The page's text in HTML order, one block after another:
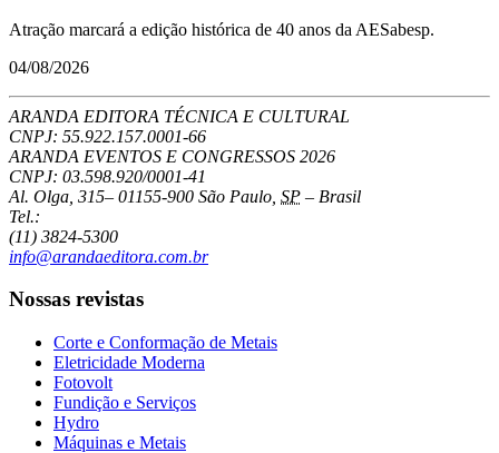
Atração marcará a edição histórica de 40 anos da AESabesp.
04/08/2026
ARANDA EDITORA TÉCNICA E CULTURAL
CNPJ: 55.922.157.0001-66
ARANDA EVENTOS E CONGRESSOS 2026
CNPJ: 03.598.920/0001-41
Al. Olga, 315– 01155-900 São Paulo SP – Brasil
Tel.:
(11) 3824-5300
info@arandaeditora.com.br
Nossas revistas
Corte e Conformação de Metais
Eletricidade Moderna
Fotovolt
Fundição e Serviços
Hydro
Máquinas e Metais